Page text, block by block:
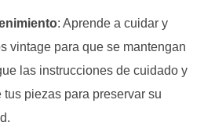
: Aprende a cuidar y
vintage para que se mantengan
las instrucciones de cuidado y
tus piezas para preservar su